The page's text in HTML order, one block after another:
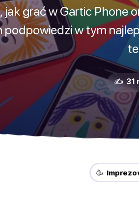
jak grać w Gartic Phone
w tym
✍️ 31
🥳